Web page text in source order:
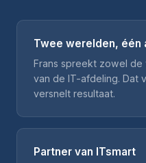
Twee werelden, één
Frans spreekt zowel de
van de IT-afdeling. Dat
versnelt resultaat.
Partner van ITsmart